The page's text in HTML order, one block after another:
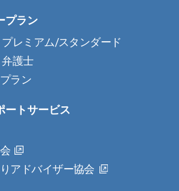
プラン
プレミアム/スタンダード
弁護士
ラン
ートサービス
アドバイザー協会